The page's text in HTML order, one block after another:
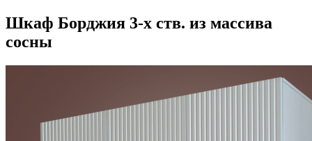
Шкаф Борджия 3-х ств. из массива
сосны